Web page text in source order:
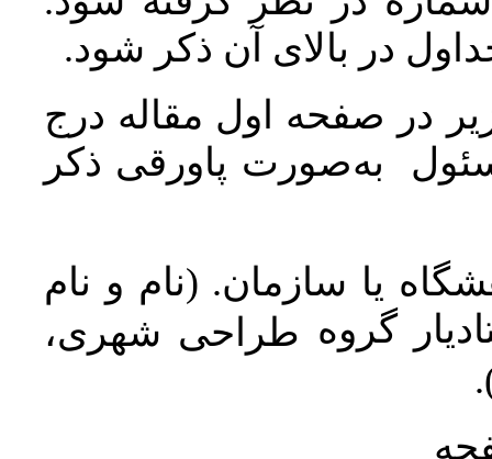
در بالای آن ذکر شود.
در صفحه اول مقاله درج
به‌صورت پاورقی ذکر
یا سازمان. (نام و نام
گروه طراحی شهری،